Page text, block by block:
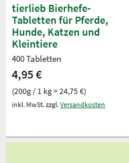
tierlieb Bierhefe-
Tabletten für Pferde,
Hunde, Katzen und
Kleintiere
400 Tabletten
4,95 €
(200g / 1 kg = 24,75 €)
inkl. MwSt. zzgl. Versandkosten